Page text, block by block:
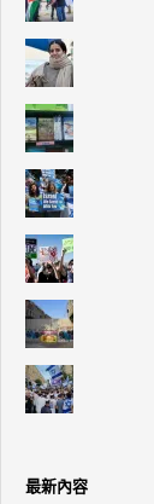
最新內容